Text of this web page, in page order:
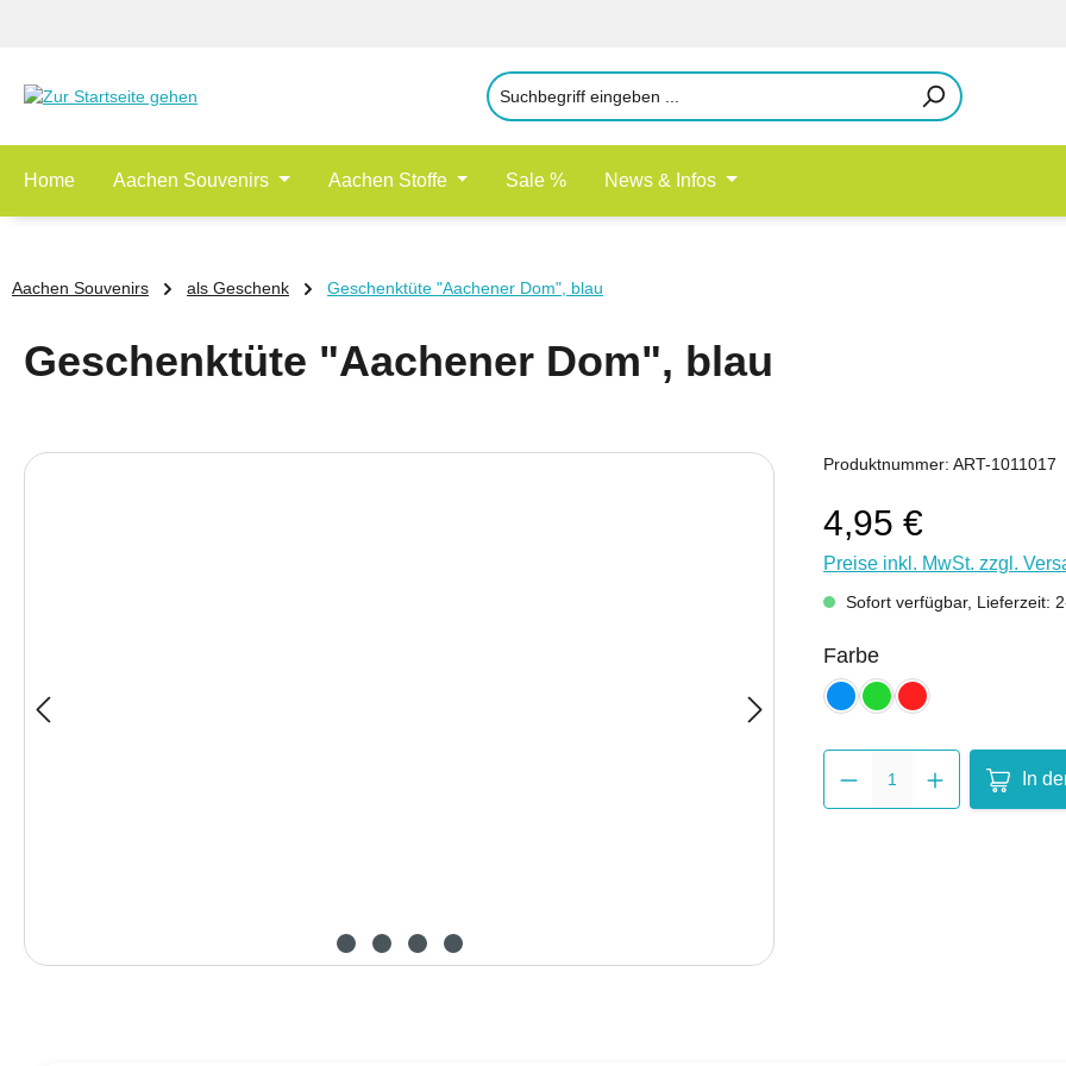
Home Aachen Souvenirs Aachen Stoffe Sale % News & Infos
Aachen Souvenirs als Geschenk Geschenktüte "Aachener Dom", blau
Geschenktüte "Aachener Dom", blau
Bildergalerie überspringen Produktnummer: ART-1011017
4,95 €
Preise inkl. MwSt. zzgl.
Sofort verfügbar, Lieferzeit:
Farbeauswählen
blaugrünrot
In